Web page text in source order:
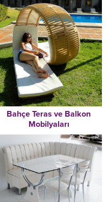
Bahçe Teras ve Balkon
Mobilyaları